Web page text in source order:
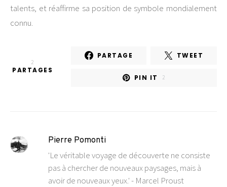
talents, et réaffirme sa position de symbole mondialement
connu.
2
PARTAGES
PARTAGE TWEET
PIN IT 2
Pierre Pomonti
'Le véritable voyage de découverte ne consiste
pas à chercher de nouveaux paysages, mais à
avoir de nouveaux yeux.' - Marcel Proust